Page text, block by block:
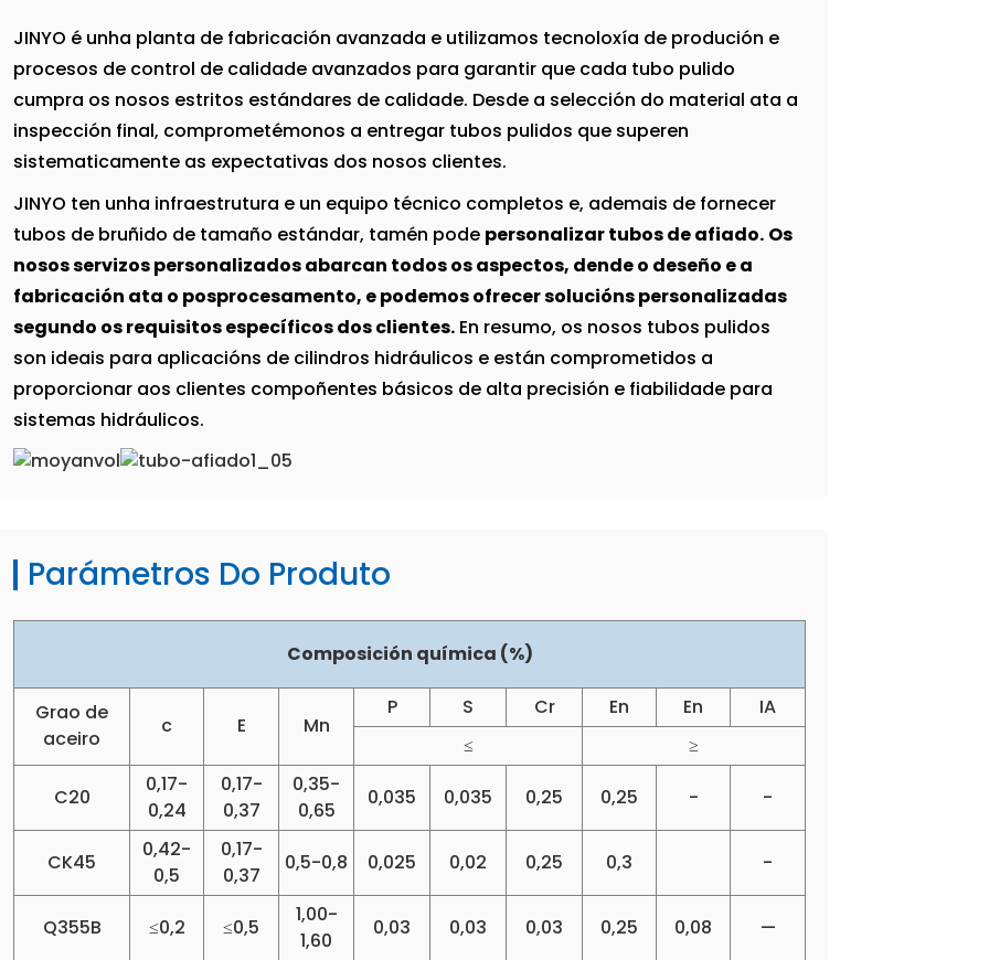
JINYO é unha planta de fabricación avanzada e utilizamos tecnoloxía de produción e
procesos de control de calidade avanzados para garantir que cada tubo pulido
cumpra os nosos estritos estándares de calidade. Desde a selección do material ata a
inspección final, comprometémonos a entregar tubos pulidos que superen
sistematicamente as expectativas dos nosos clientes.
JINYO ten unha infraestrutura e un equipo técnico completos e, ademais de fornecer
tubos de bruñido de tamaño estándar, tamén pode personalizar tubos de afiado. Os
nosos servizos personalizados abarcan todos os aspectos, dende o deseño e a
fabricación ata o posprocesamento, e podemos ofrecer solucións personalizadas
segundo os requisitos específicos dos clientes. En resumo, os nosos tubos pulidos
son ideais para aplicacións de cilindros hidráulicos e están comprometidos a
proporcionar aos clientes compoñentes básicos de alta precisión e fiabilidade para
sistemas hidráulicos.
Parámetros Do Produto
Composición química (%)
Grao de
aceiro
c E Mn
P S Cr En En
IA
≤
≥
C20
0,17-
0,24
0,17-
0,37
0,35-
0,65
0,035 0,035 0,25 0,25 - -
CK45
0,42-
0,5
0,17-
0,37
0,5-0,8 0,025 0,02 0,25 0,3 -
Q355B ≤0,2 ≤0,5
1,00-
1,60
0,03 0,03 0,03 0,25 0,08 —